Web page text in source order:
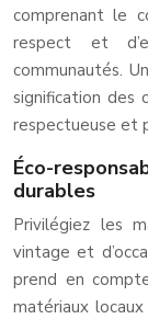
comprenant le
respect et
communautés.
signification des
respectueuse et
Éco-
durables
Privilégiez les
vintage et
prend en
matériaux